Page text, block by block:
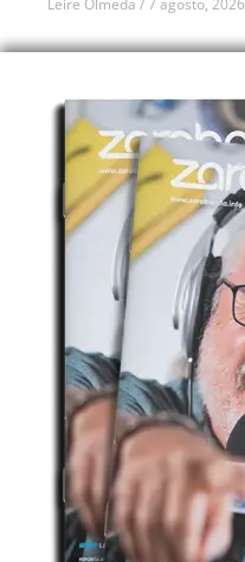
Leire Olmeda 7 agosto, 2026